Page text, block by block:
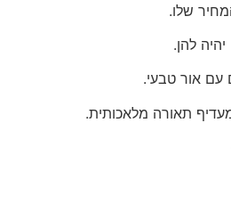
שלו.
להן.
עם אור טבעי.
תאורה מלאכותית.